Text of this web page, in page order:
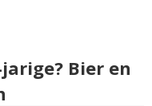
Bier en